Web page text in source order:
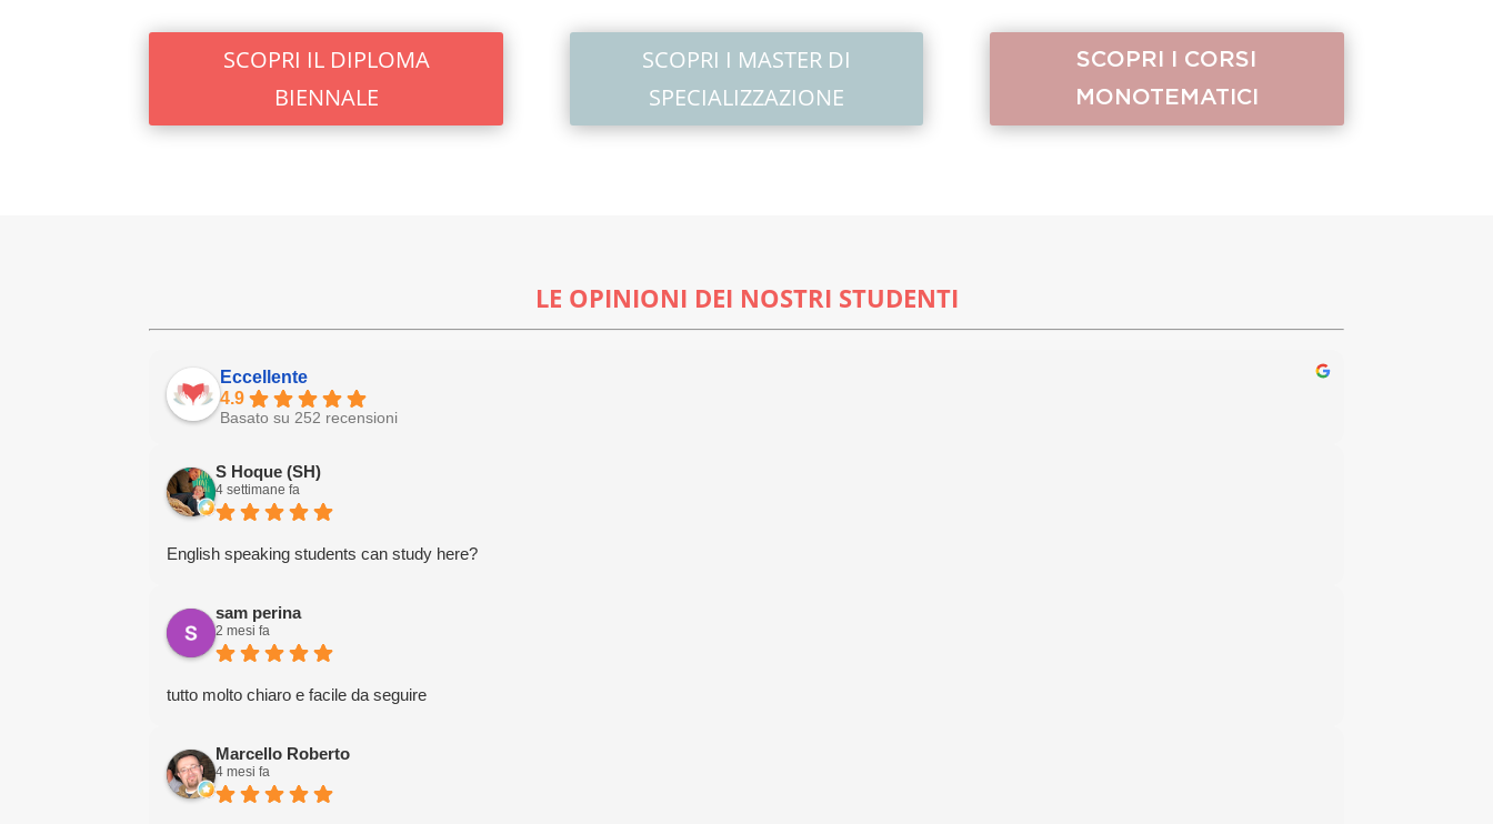
SCOPRI IL DIPLOMA
BIENNALE
SCOPRI I MASTER DI
SPECIALIZZAZIONE
SCOPRI I CORSI
MONOTEMATICI
LE OPINIONI DEI NOSTRI STUDENTI
Eccellente
4.9
Basato su 252 recensioni
S Hoque (SH)
4 settimane fa
English speaking students can study here?
sam perina
2 mesi fa
tutto molto chiaro e facile da seguire
Marcello Roberto
4 mesi fa